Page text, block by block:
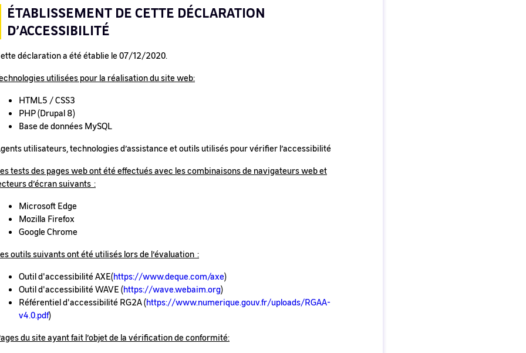
ÉTABLISSEMENT DE CETTE DÉCLARATION
D’ACCESSIBILITÉ
déclaration a été établie le 07/12/2020.
utilisées pour la réalisation du site web:
HTML5 / CSS3
PHP (Drupal 8)
Base de données MySQL
utilisateurs, technologies d’assistance et outils utilisés pour vérifier l’accessibilité
tests des pages web ont été effectués avec les combinaisons de navigateurs web et
d’écran suivants :
Microsoft Edge
Mozilla Firefox
Google Chrome
outils suivants ont été utilisés lors de l’évaluation :
Outil d'accessibilité AXE(https://www.deque.com/axe)
Outil d'accessibilité WAVE (https://wave.webaim.org)
Référentiel d'accessibilité RG2A (https://www.numerique.gouv.fr/uploads/RGAA-
v4.0.pdf)
du site ayant fait l’objet de la vérification de conformité: